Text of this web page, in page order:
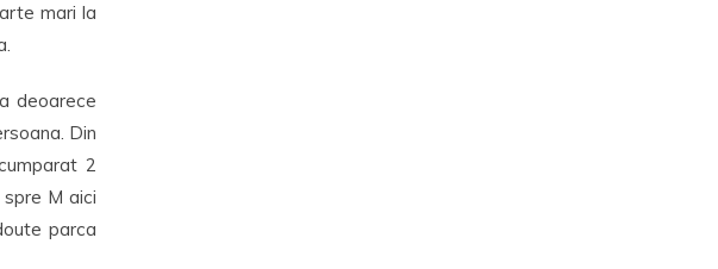
mari la
deoarece
Din
2
M aici
parca